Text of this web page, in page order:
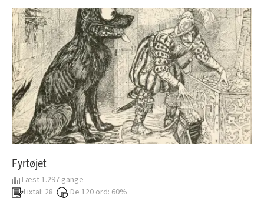
Fyrtøjet
Læst 1.297 gange
Lixtal: 28
De 120 ord: 60%